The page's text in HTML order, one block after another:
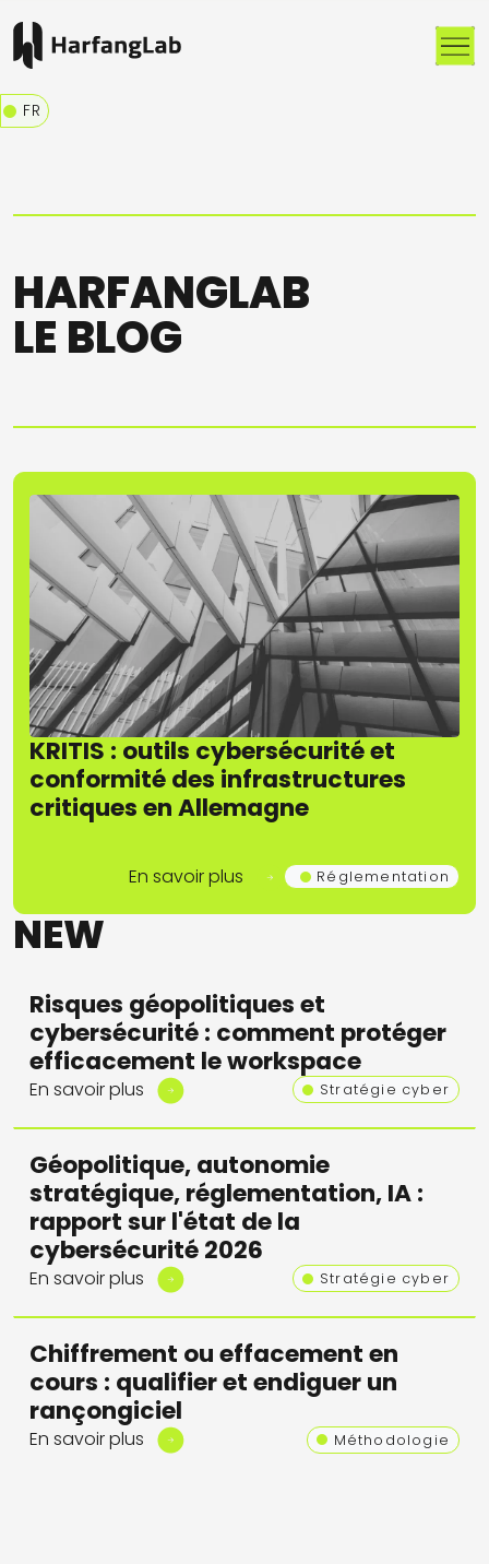
FR
HARFANGLAB
LE BLOG
KRITIS : outils cybersécurité et
conformité des infrastructures
critiques en Allemagne
En savoir plus Réglementation
NEW
Risques géopolitiques et
cybersécurité : comment protéger
efficacement le workspace
En savoir plus Stratégie cyber
Géopolitique, autonomie
stratégique, réglementation, IA :
rapport sur l'état de la
cybersécurité 2026
En savoir plus Stratégie cyber
Chiffrement ou effacement en
cours : qualifier et endiguer un
rançongiciel
En savoir plus Méthodologie